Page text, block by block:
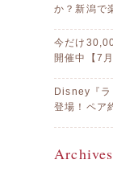
か？新潟で
今だけ
開催中【7
Disney『ラ
登場！ペア
Archives